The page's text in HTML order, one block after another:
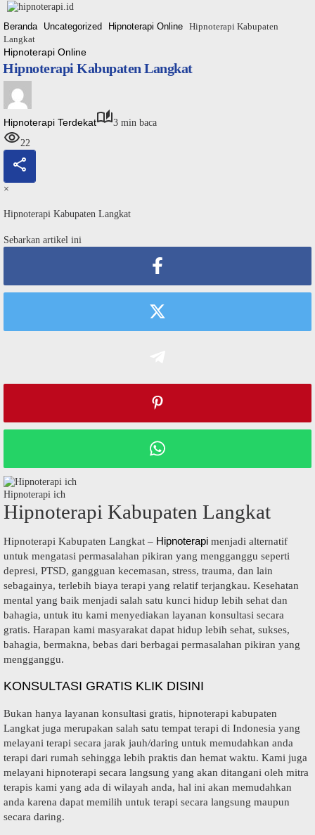
Langsung
konten
Beranda Uncategorized Hipnoterapi Online Hipnoterapi Kabupaten
Langkat
Hipnoterapi Online
Hipnoterapi Kabupaten Langkat
Hipnoterapi Terdekat
3 min baca
22
×
Hipnoterapi Kabupaten Langkat
Sebarkan artikel ini
Hipnoterapi ich
Hipnoterapi Kabupaten Langkat
Hipnoterapi Kabupaten Langkat – Hipnoterapi menjadi alternatif
untuk mengatasi permasalahan pikiran yang mengganggu seperti
depresi, PTSD, gangguan kecemasan, stress, trauma, dan lain
sebagainya, terlebih biaya terapi yang relatif terjangkau. Kesehatan
mental yang baik menjadi salah satu kunci hidup lebih sehat dan
bahagia, untuk itu kami menyediakan layanan konsultasi secara
gratis. Harapan kami masyarakat dapat hidup lebih sehat, sukses,
bahagia, bermakna, bebas dari berbagai permasalahan pikiran yang
mengganggu.
KONSULTASI GRATIS KLIK DISINI
Bukan hanya layanan konsultasi gratis, hipnoterapi kabupaten
Langkat juga merupakan salah satu tempat terapi di Indonesia yang
melayani terapi secara jarak jauh/daring untuk memudahkan anda
terapi dari rumah sehingga lebih praktis dan hemat waktu. Kami juga
melayani hipnoterapi secara langsung yang akan ditangani oleh mitra
terapis kami yang ada di wilayah anda, hal ini akan memudahkan
anda karena dapat memilih untuk terapi secara langsung maupun
secara daring.